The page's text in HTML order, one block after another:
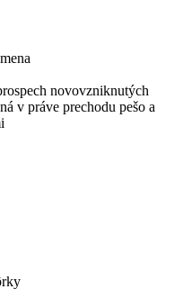
novovzniknutých
v práve prechodu pešo a